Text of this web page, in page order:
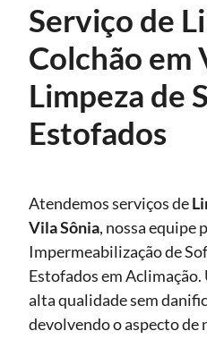
Serviço de
Colchão em
Limpeza de
Estofados
Atendemos serviços de
Vila Sônia, nossa equipe
Impermeabilização de
Estofados em
alta qualidade sem
devolvendo o aspecto de